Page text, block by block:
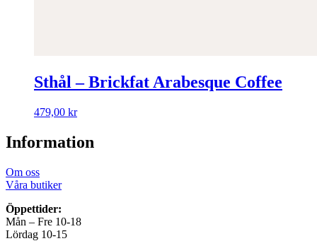
Sthål – Brickfat Arabesque Coffee
479,00 kr
Information
Om oss
Våra butiker
Öppettider:
Mån – Fre 10-18
Lördag 10-15